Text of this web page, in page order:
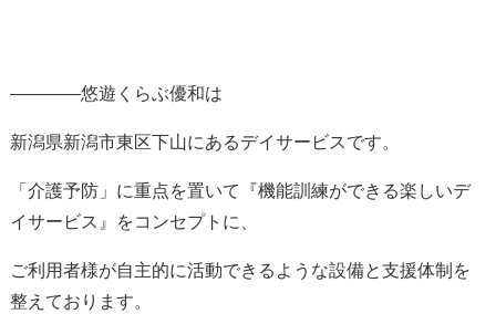
————悠遊くらぶ優和は
新潟県新潟市東区下山にあるデイサービスです。
「介護予防」に重点を置いて『機能訓練ができる楽しいデ
イサービス』をコンセプトに、
ご利用者様が自主的に活動できるような設備と支援体制を
整えております。